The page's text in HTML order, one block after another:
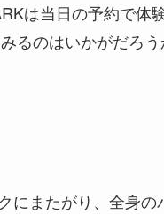
は当日の予約で体
るのはいかがだろ
にまたがり、全身